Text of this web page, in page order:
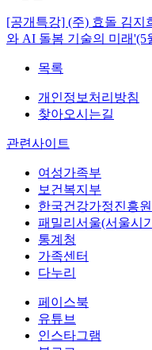
[공개특강] (주) 효돌 김지
와 AI 돌봄 기술의 미래'(5
목록
개인정보처리방침
찾아오시는길
관련사이트
여성가족부
보건복지부
한국건강가정진흥원
패밀리서울(서울시
통계청
가족센터
다누리
페이스북
유튜브
인스타그램